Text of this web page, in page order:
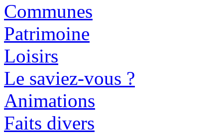
Communes
Patrimoine
Loisirs
Le saviez-vous ?
Animations
Faits divers